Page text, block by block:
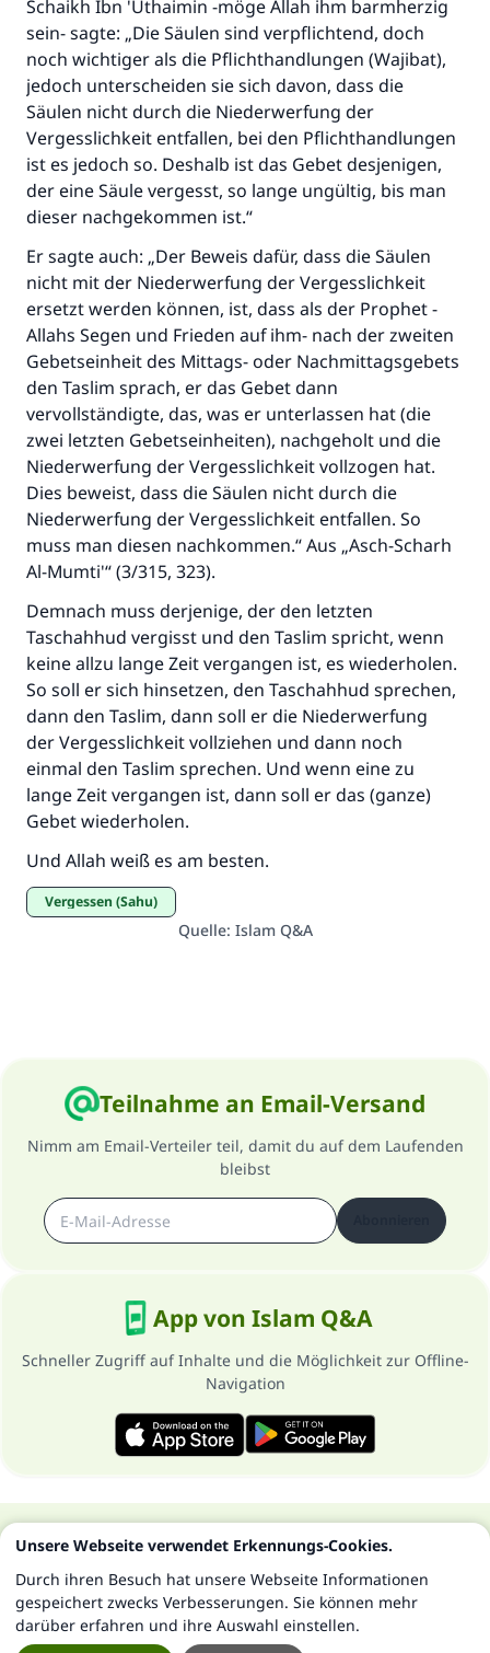
Schaikh Ibn 'Uthaimin -möge Allah ihm barmherzig
sein- sagte: „Die Säulen sind verpflichtend, doch
noch wichtiger als die Pflichthandlungen (Wajibat),
jedoch unterscheiden sie sich davon, dass die
Säulen nicht durch die Niederwerfung der
Vergesslichkeit entfallen, bei den Pflichthandlungen
ist es jedoch so. Deshalb ist das Gebet desjenigen,
der eine Säule vergesst, so lange ungültig, bis man
dieser nachgekommen ist.“
Er sagte auch: „Der Beweis dafür, dass die Säulen
nicht mit der Niederwerfung der Vergesslichkeit
ersetzt werden können, ist, dass als der Prophet -
Allahs Segen und Frieden auf ihm- nach der zweiten
Gebetseinheit des Mittags- oder Nachmittagsgebets
den Taslim sprach, er das Gebet dann
vervollständigte, das, was er unterlassen hat (die
zwei letzten Gebetseinheiten), nachgeholt und die
Niederwerfung der Vergesslichkeit vollzogen hat.
Dies beweist, dass die Säulen nicht durch die
Niederwerfung der Vergesslichkeit entfallen. So
muss man diesen nachkommen.“ Aus „Asch-Scharh
Al-Mumti'“ (3/315, 323).
Demnach muss derjenige, der den letzten
Taschahhud vergisst und den Taslim spricht, wenn
keine allzu lange Zeit vergangen ist, es wiederholen.
So soll er sich hinsetzen, den Taschahhud sprechen,
dann den Taslim, dann soll er die Niederwerfung
der Vergesslichkeit vollziehen und dann noch
einmal den Taslim sprechen. Und wenn eine zu
lange Zeit vergangen ist, dann soll er das (ganze)
Gebet wiederholen.
Und Allah weiß es am besten.
Vergessen (Sahu)
Quelle: Islam Q&A
Teilnahme an Email-Versand
Nimm am Email-Verteiler teil, damit du auf dem Laufenden
bleibst
App von Islam Q&A
Schneller Zugriff auf Inhalte und die Möglichkeit zur Offline-
Navigation
Über die SeiteDatenschutzrichtlinien
Alle Rechte vorbehalten - Islam Q&A 1997-2025 ©
Unsere Webseite verwendet Erkennungs-Cookies.
Durch ihren Besuch hat unsere Webseite Informationen
gespeichert zwecks Verbesserungen. Sie können mehr
darüber erfahren und ihre Auswahl einstellen.